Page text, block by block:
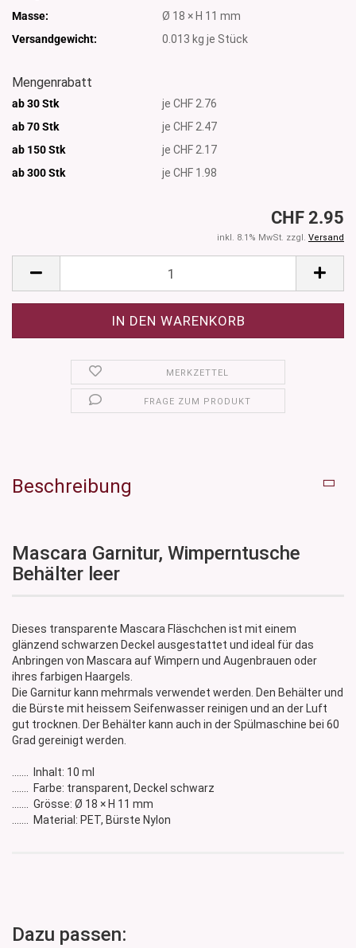
Masse:
Ø 18 × H 11 mm
Versandgewicht:
0.013 kg je Stück
Mengenrabatt
ab 30 Stk
je CHF 2.76
ab 70 Stk
je CHF 2.47
ab 150 Stk
je CHF 2.17
ab 300Stk je CHF 1.98
CHF 2.95
inkl. 8.1% MwSt. zzgl. Versand
MERKZETTEL
FRAGE ZUM PRODUKT
Beschreibung
Mascara Garnitur, Wimperntusche
Behälter leer
Dieses transparente Mascara Fläschchen ist mit einem
glänzend schwarzen Deckel ausgestattet und ideal für das
Anbringen von Mascara auf Wimpern und Augenbrauen oder
ihres farbigen Haargels.
Die Garnitur kann mehrmals verwendet werden. Den Behälter und
die Bürste mit heissem Seifenwasser reinigen und an der Luft
gut trocknen. Der Behälter kann auch in der Spülmaschine bei 60
Grad gereinigt werden.
....... Inhalt: 10 ml
....... Farbe: transparent, Deckel schwarz
....... Grösse: Ø 18 × H 11 mm
....... Material: PET, Bürste Nylon
Dazu passen: